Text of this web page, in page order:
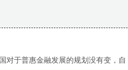
对于普惠金融发展的规划没有变，自